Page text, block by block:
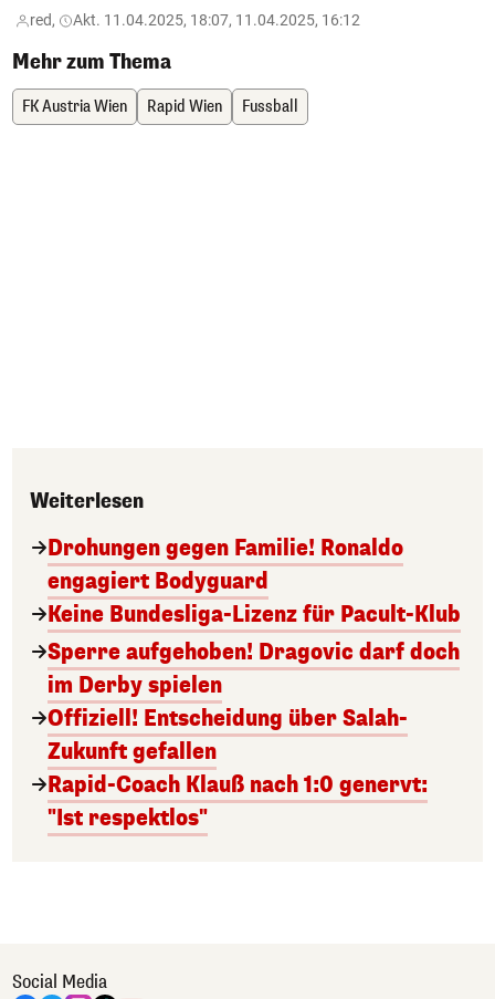
red, Akt. 11.04.2025, 18:07, 11.04.2025, 16:12
Mehr zum Thema
FK Austria Wien Rapid Wien Fussball
Weiterlesen
Drohungen gegen Familie! Ronaldo
engagiert Bodyguard
Keine Bundesliga-Lizenz für Pacult-Klub
Sperre aufgehoben! Dragovic darf doch
im Derby spielen
Offiziell! Entscheidung über Salah-
Zukunft gefallen
Rapid-Coach Klauß nach 1:0 genervt:
"Ist respektlos"
Social Media